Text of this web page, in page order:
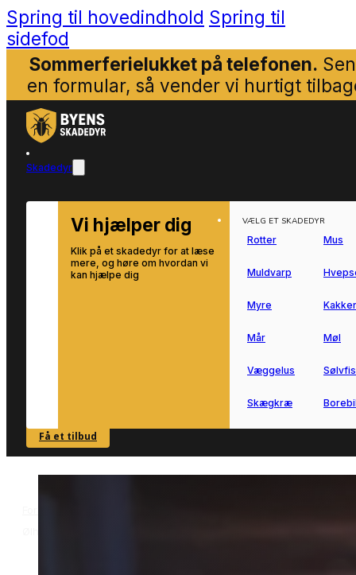
Spring til hovedindhold Spring til
sidefod
Sommerferielukket på telefonen.
en formular, så vender vi hurtigt
Skadedyr
Vi hjælper dig
Klik på et skadedyr for at læse
mere, og høre om hvordan vi
kan hjælpe dig
SE OVERSIGT
VÆLG ET SKADEDYR
Rotter Mus
Muldvarp
Myre
Mår Møl
Væggelus
Skægkræ
Få et tilbud